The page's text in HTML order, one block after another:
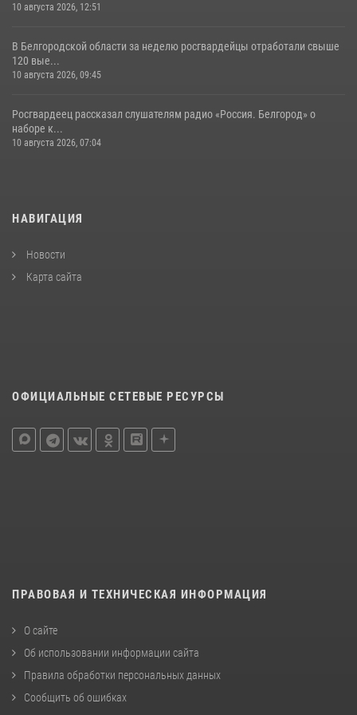
10 августа 2026, 12:51
В Белгородской области за неделю росгвардейцы отработали свыше
120 вые...
10 августа 2026, 09:45
Росгвардеец рассказал слушателям радио «Россия. Белгород» о
наборе к...
10 августа 2026, 07:04
НАВИГАЦИЯ
Новости
Карта сайта
ОФИЦИАЛЬНЫЕ СЕТЕВЫЕ РЕСУРСЫ
ПРАВОВАЯ И ТЕХНИЧЕСКАЯ ИНФОРМАЦИЯ
О сайте
Об использовании информации сайта
Правила обработки персональных данных
Сообщить об ошибках